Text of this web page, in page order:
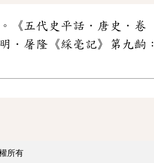
《五代史平話．唐史．卷
．屠隆《綵毫記》第九齣：
所有